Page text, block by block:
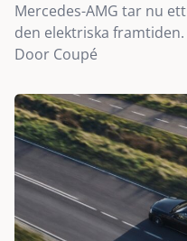
Mercedes-AMG tar nu
den elektriska framtiden.
Door Coupé